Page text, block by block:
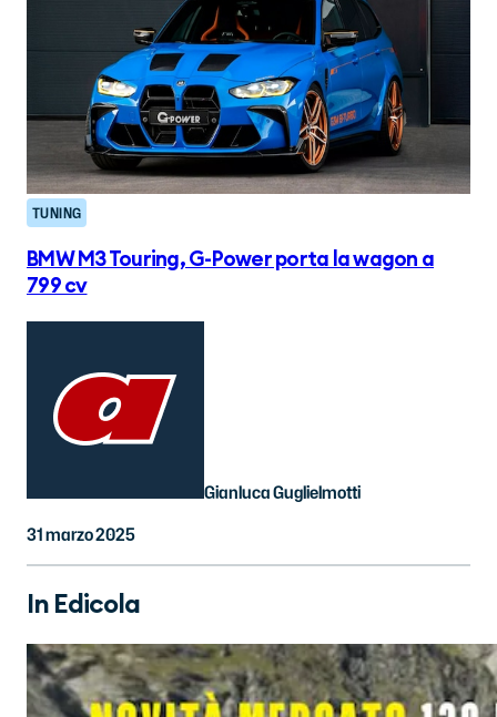
TUNING
BMW M3 Touring, G-Power porta la wagon a
799 cv
Gianluca Guglielmotti
31 marzo 2025
In Edicola